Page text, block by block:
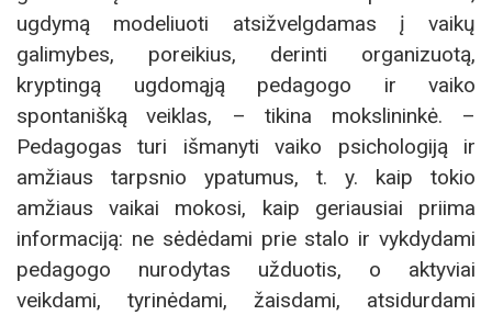
ugdymą modeliuoti atsižvelgdamas į vaikų
galimybes, poreikius, derinti organizuotą,
kryptingą ugdomąją pedagogo ir vaiko
spontanišką veiklas, – tikina mokslininkė. –
Pedagogas turi išmanyti vaiko psichologiją ir
amžiaus tarpsnio ypatumus, t. y. kaip tokio
amžiaus vaikai mokosi, kaip geriausiai priima
informaciją: ne sėdėdami prie stalo ir vykdydami
pedagogo nurodytas užduotis, o aktyviai
veikdami, tyrinėdami, žaisdami, atsidurdami